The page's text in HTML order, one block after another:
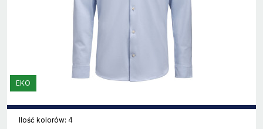
EKO
Ilość kolorów: 4